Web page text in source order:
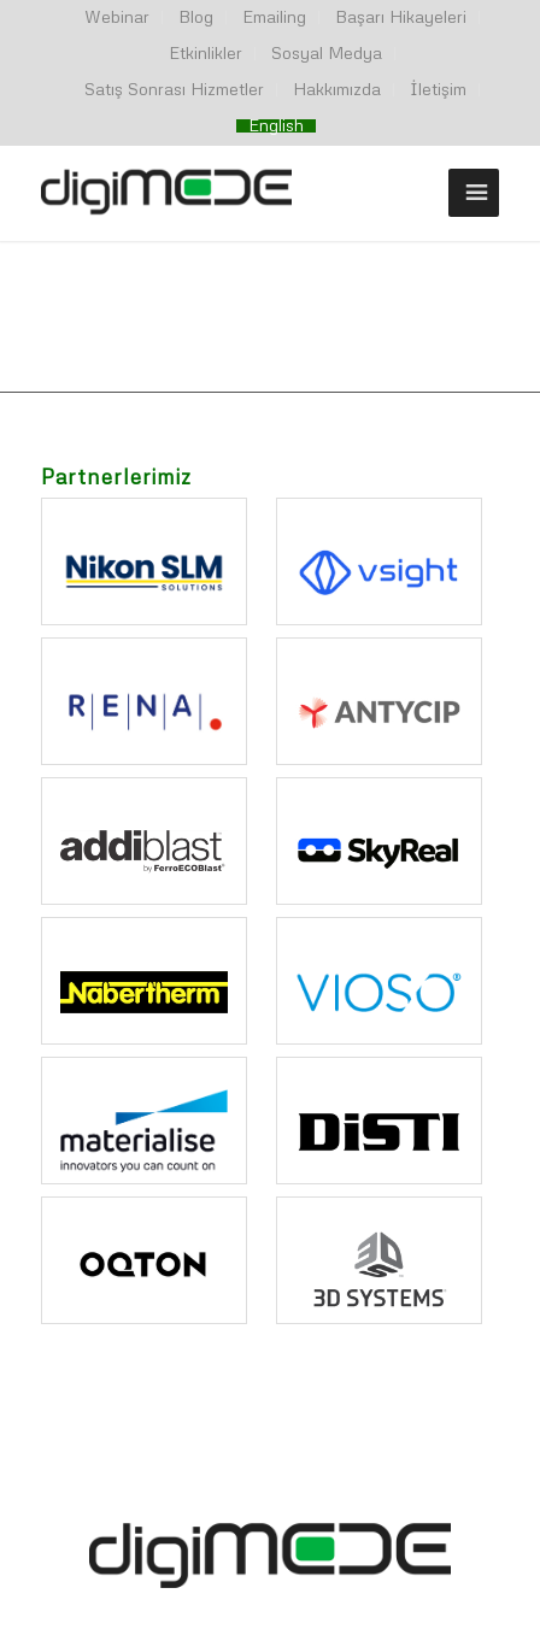
Webinar Blog Emailing
Başarı Hikayeleri
Etkinlikler
Sosyal Medya
Satış Sonrası Hizmetler
Hakkımızda
İletişim
English
Partnerlerimiz